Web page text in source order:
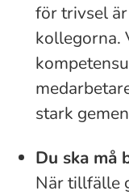
för trivsel
kollegorna.
stark
Du ska må
När tillfälle